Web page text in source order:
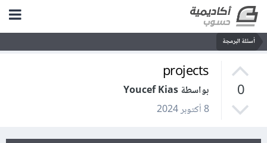
أسئلة البرمجة
0
projects
بواسطة Youcef Kias
8 أكتوبر 2024